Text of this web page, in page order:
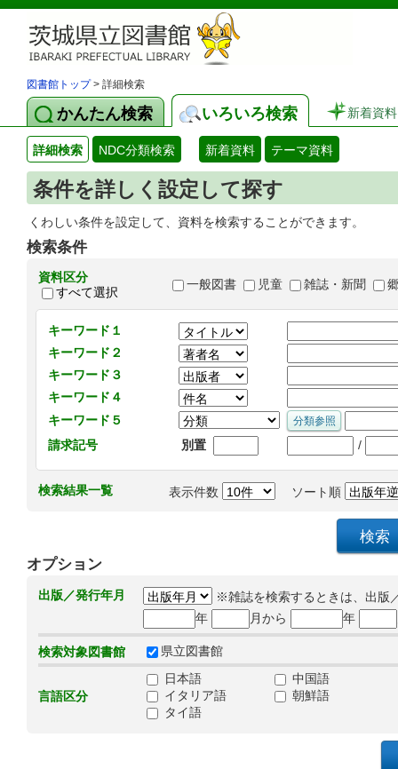
図書館トップ> 詳細検索
かんたん検索 いろいろ検索 新着資料
詳細検索 NDC分類検索 新着資料 テーマ資料
条件を詳しく設定して探す
くわしい条件を設定して、資料を検索することができます。
検索条件
資料区分
すべて選択
一般図書 児童 雑誌・新聞
キーワード１
キーワード２
キーワード３
キーワード４
キーワード５
請求記号
別置 /
検索結果一覧 表示件数 ソート順
オプション
出版／発行年月
※雑誌を検索するときは、出版
年
月から 年
検索対象図書館 県立図書館
言語区分
日本語
中国語
イタリア語
朝鮮語
タイ語